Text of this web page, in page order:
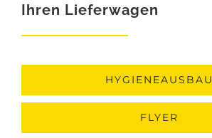
Ihren Lieferwagen
HYGIENEAUSBAU
FLYER